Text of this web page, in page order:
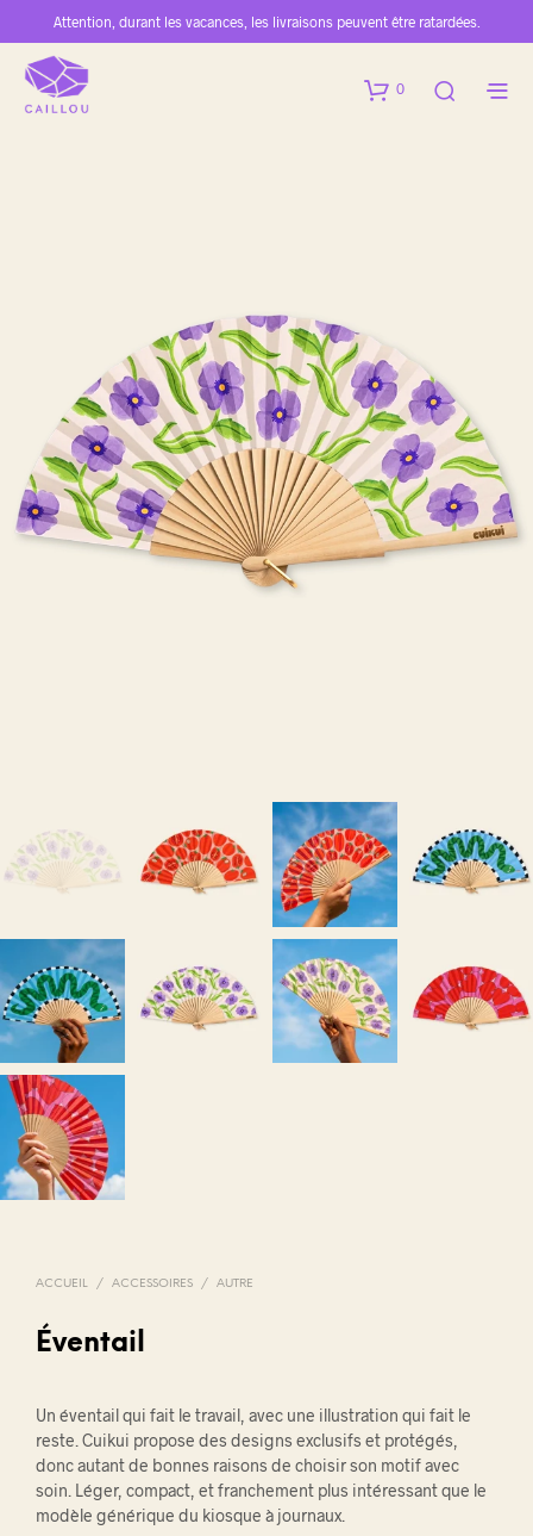
Attention, durant les vacances, les livraisons peuvent être ratardées.
0
ACCUEIL / ACCESSOIRES / AUTRE
Éventail
Un éventail qui fait le travail, avec une illustration qui fait le
reste. Cuikui propose des designs exclusifs et protégés,
donc autant de bonnes raisons de choisir son motif avec
soin. Léger, compact, et franchement plus intéressant que le
modèle générique du kiosque à journaux.